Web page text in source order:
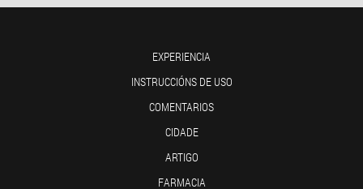
EXPERIENCIA
INSTRUCCIÓNS DE USO
COMENTARIOS
CIDADE
ARTIGO
FARMACIA